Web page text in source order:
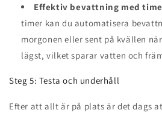
Effektiv bevattning med
timer kan du automatisera
morgonen eller sent på kvällen
lägst, vilket sparar vatten och
Steg 5: Testa och underhåll
Efter att allt är på plats är det dags